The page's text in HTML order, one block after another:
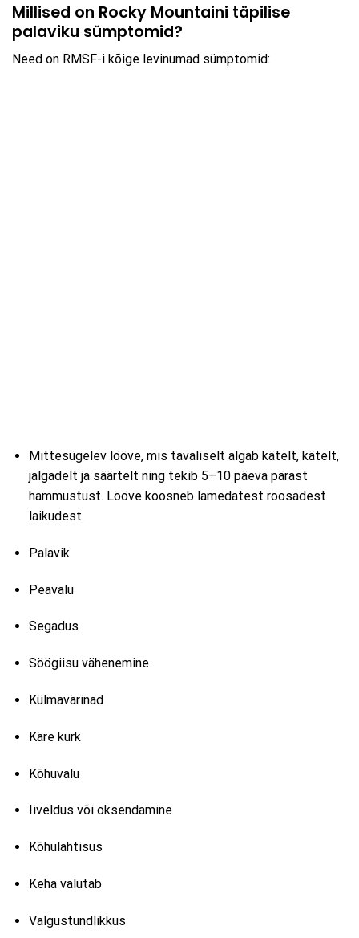
Millised on Rocky Mountaini täpilise
palaviku sümptomid?
Need on RMSF-i kõige levinumad sümptomid:
Mittesügelev lööve, mis tavaliselt algab kätelt, kätelt,
jalgadelt ja säärtelt ning tekib 5–10 päeva pärast
hammustust. Lööve koosneb lamedatest roosadest
laikudest.
Palavik
Peavalu
Segadus
Söögiisu vähenemine
Külmavärinad
Käre kurk
Kõhuvalu
Iiveldus või oksendamine
Kõhulahtisus
Keha valutab
Valgustundlikkus